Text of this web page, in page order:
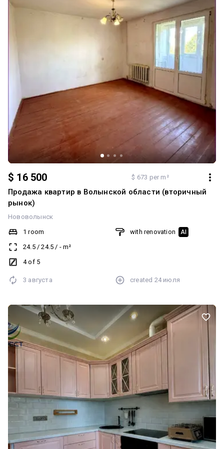
дистанційного керування (налаштовуйте комфортну температуру
зі смартфона!). Стіни та підлога: виконана машинна штукатурка
стін (білі, готові під фарбування або шпалери). Залита гладка
напівсуха стяжка підлоги під ламінат чи плитку. Електрика:
встановлено надійний електрощиток із сучасними автоматами.
Світло вже заведене, у коридорі встановлено тимчасову лампу.
Сантехніка та комунікації: у ванній кімнаті повністю готові
виводи під воду, каналізацію та рушникосушку. У житловій зоні
виведено підвід та злив води під кухонний куточок. Про ЖК та
локацію: ЖК «Київський» — це один із найкращих комплексів
Луцька у самому центрі міста.
$ 16 500 $ 673 per m²
Продажа квартир в Волынской области (вторичный
рынок)
Нововолынск
1 room
24.5/24.5 / -m²
4 of 5
with renovation AI
3 августа created 24 июля